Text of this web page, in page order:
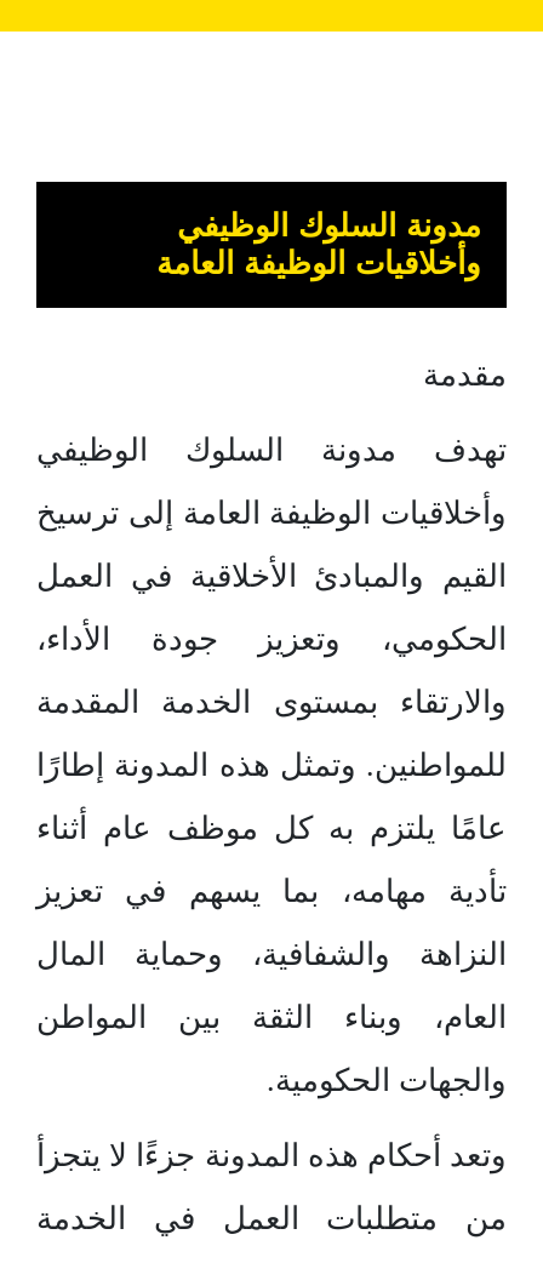
مدونة السلوك الوظيفي
وأخلاقيات الوظيفة العامة
مقدمة
تهدف مدونة السلوك الوظيفي
وأخلاقيات الوظيفة العامة إلى ترسيخ
القيم والمبادئ الأخلاقية في العمل
الحكومي، وتعزيز جودة الأداء،
والارتقاء بمستوى الخدمة المقدمة
للمواطنين. وتمثل هذه المدونة إطارًا
عامًا يلتزم به كل موظف عام أثناء
تأدية مهامه، بما يسهم في تعزيز
النزاهة والشفافية، وحماية المال
العام، وبناء الثقة بين المواطن
والجهات الحكومية.
وتعد أحكام هذه المدونة جزءًا لا يتجزأ
من متطلبات العمل في الخدمة